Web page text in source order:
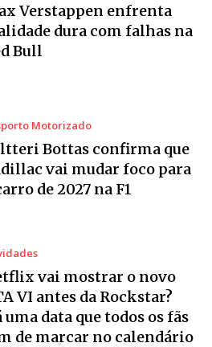
Verstappen enfrenta
dura com falhas na
Bull
Motorizado
Bottas confirma que
vai mudar foco para
de 2027 na F1
vai mostrar o novo
VI antes da Rockstar?
uma data que todos os fãs
de marcar no calendário